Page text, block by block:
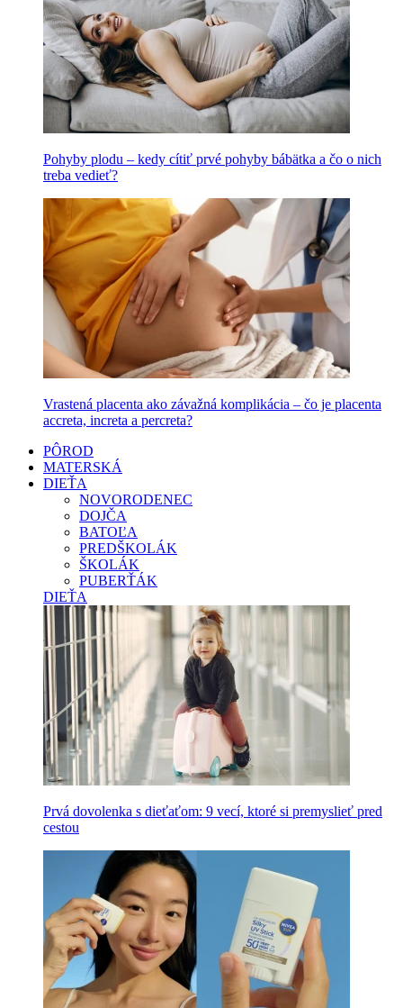
Pohyby plodu – kedy cítiť prvé pohyby bábätka a čo o nich
treba vedieť?
Vrastená placenta ako závažná komplikácia – čo je placenta
accreta, increta a percreta?
PÔROD
MATERSKÁ
DIEŤA
NOVORODENEC
DOJČA
BATOĽA
PREDŠKOLÁK
ŠKOLÁK
PUBERŤÁK
DIEŤA
Prvá dovolenka s dieťaťom: 9 vecí, ktoré si premyslieť pred
cestou